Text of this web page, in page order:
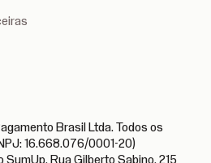
Brasil Ltda. Todos os
16.668.076/0001-20)
SumUp. Rua Gilberto Sabino, 215